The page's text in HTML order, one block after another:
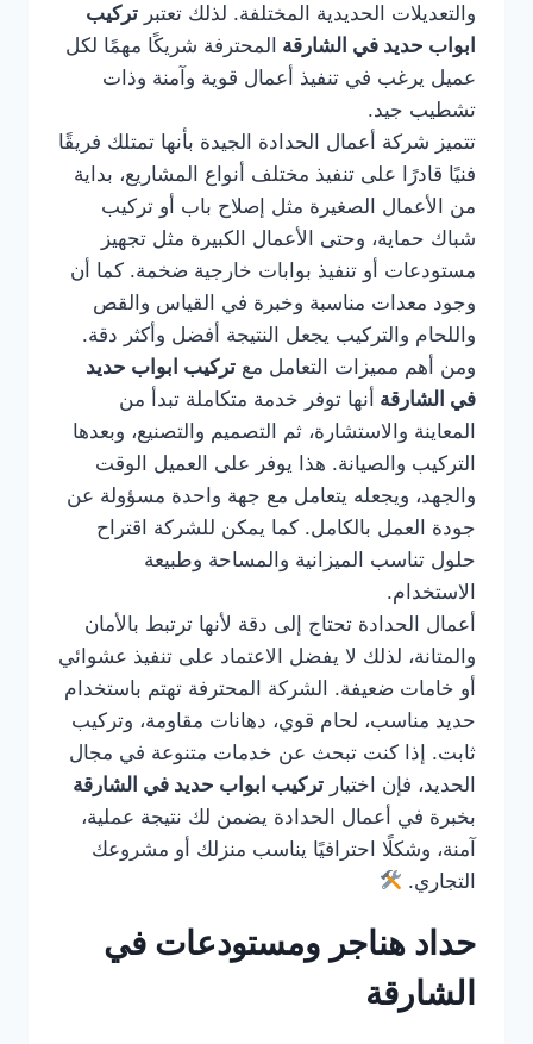
والتعديلات الحديدية المختلفة. لذلك تعتبر تركيب
ابواب حديد في الشارقة المحترفة شريكًا مهمًا لكل
عميل يرغب في تنفيذ أعمال قوية وآمنة وذات
تشطيب جيد.
تتميز شركة أعمال الحدادة الجيدة بأنها تمتلك فريقًا
فنيًا قادرًا على تنفيذ مختلف أنواع المشاريع، بداية
من الأعمال الصغيرة مثل إصلاح باب أو تركيب
شباك حماية، وحتى الأعمال الكبيرة مثل تجهيز
مستودعات أو تنفيذ بوابات خارجية ضخمة. كما أن
وجود معدات مناسبة وخبرة في القياس والقص
واللحام والتركيب يجعل النتيجة أفضل وأكثر دقة.
ومن أهم مميزات التعامل مع تركيب ابواب حديد
في الشارقة أنها توفر خدمة متكاملة تبدأ من
المعاينة والاستشارة، ثم التصميم والتصنيع، وبعدها
التركيب والصيانة. هذا يوفر على العميل الوقت
والجهد، ويجعله يتعامل مع جهة واحدة مسؤولة عن
جودة العمل بالكامل. كما يمكن للشركة اقتراح
حلول تناسب الميزانية والمساحة وطبيعة
الاستخدام.
أعمال الحدادة تحتاج إلى دقة لأنها ترتبط بالأمان
والمتانة، لذلك لا يفضل الاعتماد على تنفيذ عشوائي
أو خامات ضعيفة. الشركة المحترفة تهتم باستخدام
حديد مناسب، لحام قوي، دهانات مقاومة، وتركيب
ثابت. إذا كنت تبحث عن خدمات متنوعة في مجال
الحديد، فإن اختيار تركيب ابواب حديد في الشارقة
بخبرة في أعمال الحدادة يضمن لك نتيجة عملية،
آمنة، وشكلًا احترافيًا يناسب منزلك أو مشروعك
التجاري.
حداد هناجر ومستودعات في
الشارقة